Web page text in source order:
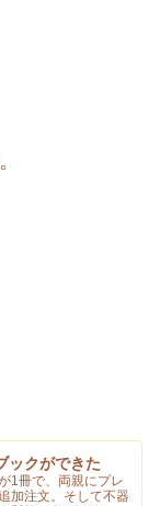
ックができた
1冊で、両親にプレ
加注文。そして不器